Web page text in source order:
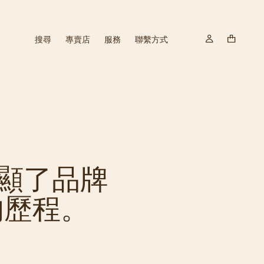
搜尋 專賣店 服務 聯繫方式
了品牌
程。